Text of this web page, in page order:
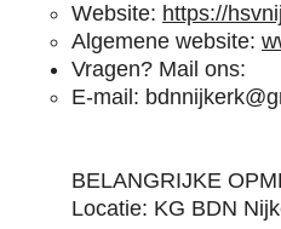
Website: https://
Algemene website:
Vragen? Mail ons:
E-mail:
BELANGRIJKE
Locatie: KG BDN